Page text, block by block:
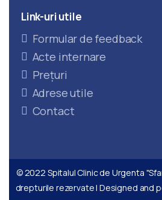
Link-uriutile
Formular de feedback
Acte internare
Prețuri
Adrese utile
Contact
© 2022 Spitalul Clinic de Urgenta
drepturile rezervate | Designed and